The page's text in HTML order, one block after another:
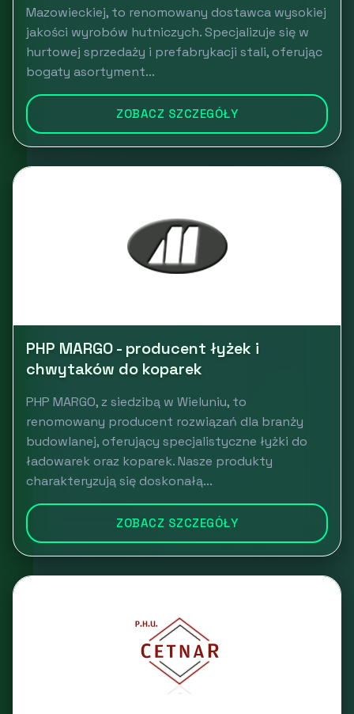
Mazowieckiej, to renomowany dostawca wysokiej
jakości wyrobów hutniczych. Specjalizuje się w
hurtowej sprzedaży i prefabrykacji stali, oferując
bogaty asortyment...
ZOBACZ SZCZEGÓŁY
PHP MARGO - producent łyżek i
chwytaków do koparek
PHP MARGO, z siedzibą w Wieluniu, to
renomowany producent rozwiązań dla branży
budowlanej, oferujący specjalistyczne łyżki do
ładowarek oraz koparek. Nasze produkty
charakteryzują się doskonałą...
ZOBACZ SZCZEGÓŁY